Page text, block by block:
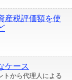
産税評価額を使
ケース
トから代理人による